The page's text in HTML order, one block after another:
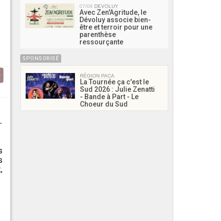
07/08 DEVOLUY
Avec Zen'Agritude, le
Dévoluy associe bien-
être et terroir pour une
parenthèse
ressourçante
SPONSORISÉ
RÉGION PACA
La Tournée ça c'est le
Sud 2026 : Julie Zenatti
- Bande à Part - Le
Choeur du Sud